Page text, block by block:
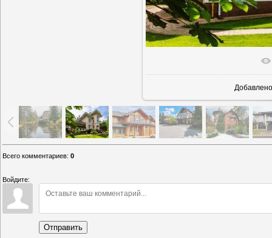
В
Добавлено
Всего комментариев: 0
Войдите:
Отправить